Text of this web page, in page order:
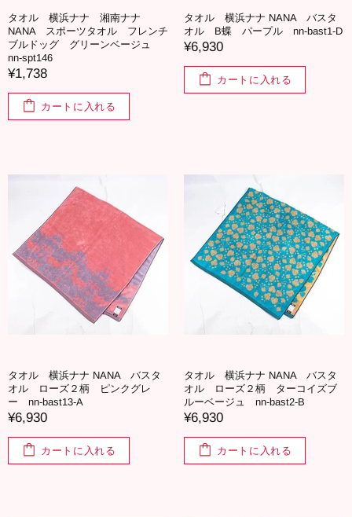
タオル 横浜ナナ 湘南ナナ
NANA スポーツタオル フレンチ
ブルドッグ グリーンベージュ
nn-spt146
¥1,738
カートに入れる
タオル 横浜ナナ NANA バスタ
オル B蝶 パープル nn-bast1-D
¥6,930
カートに入れる
タオル 横浜ナナ NANA バスタ
オル ローズ２柄 ピンクグレ
ー nn-bast13-A
¥6,930
カートに入れる
タオル 横浜ナナ NANA バスタ
オル ローズ２柄 ターコイズブ
ルーベージュ nn-bast2-B
¥6,930
カートに入れる